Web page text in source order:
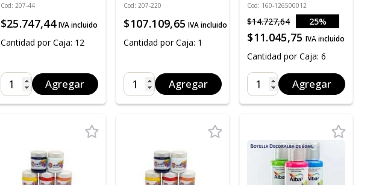
Cod: 207-44
$25.747,44 IVA incluido
Cantidad por Caja: 12
Agregar
Cod: 207-220
$107.109,65 IVA incluido
Cantidad por Caja: 1
Agregar
Cod: 160-126500012
$14.727,64
25%
OFF
$11.045,75 IVA incluido
Cantidad por Caja: 6
Agregar